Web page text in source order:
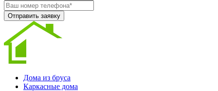
Отправить заявку
Дома из бруса
Каркасные дома